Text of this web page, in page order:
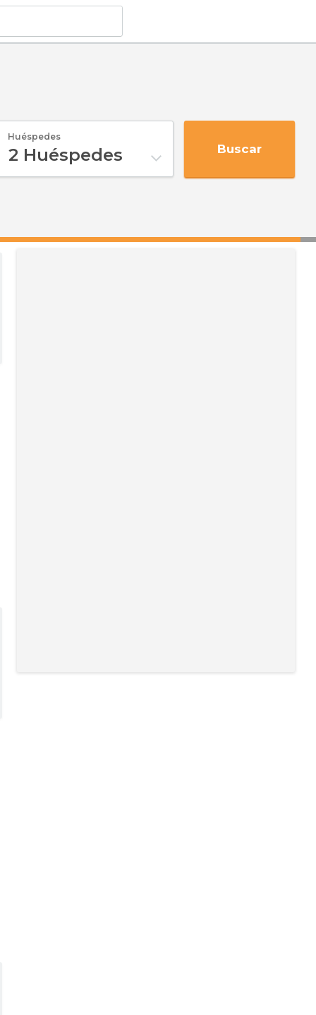
Huéspedes
2 Huéspedes Buscar